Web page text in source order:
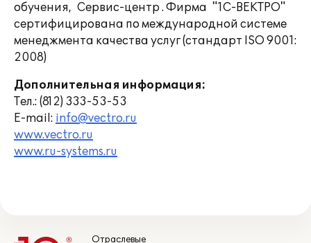
обучения, Сервис-центр . Фирма "1С-ВЕКТРО"
сертифицирована по международной системе
менеджмента качества услуг (стандарт ISO 9001:
2008)
Дополнительная информация:
Тел.: (812) 333-53-53
E-mail: info@vectro.ru
www.vectro.ru
www.ru-systems.ru
Отраслевые